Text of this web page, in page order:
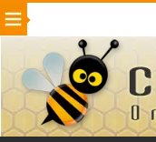
Beleza Cinema e TV
Internet Jogos
VeÃ­culos Adulto